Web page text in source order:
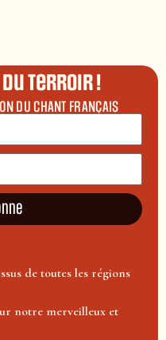
terroir !
DU CHANT FRANÇAIS
de toutes les régions
notre merveilleux et